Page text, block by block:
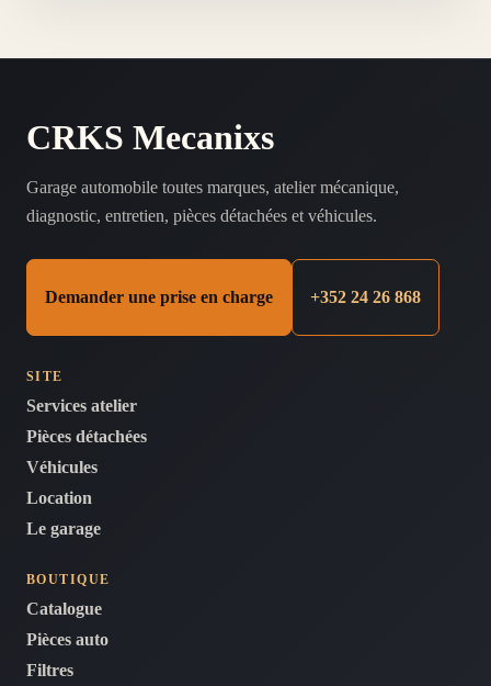
CRKS Mecanixs
Garage automobile toutes marques, atelier mécanique,
diagnostic, entretien, pièces détachées et véhicules.
Demander une prise en charge +352 24 26 868
SITE
Services atelier
Pièces détachées
Véhicules
Location
Le garage
BOUTIQUE
Catalogue
Pièces auto
Filtres